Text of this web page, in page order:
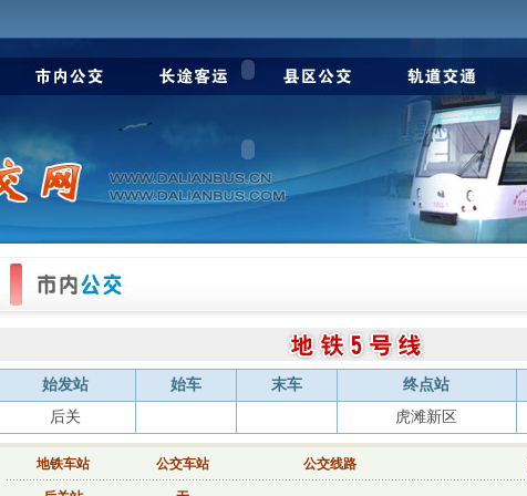
始发站 始车 末车 终点站
后关
虎滩新区
地铁车站 公交车站 公交线路